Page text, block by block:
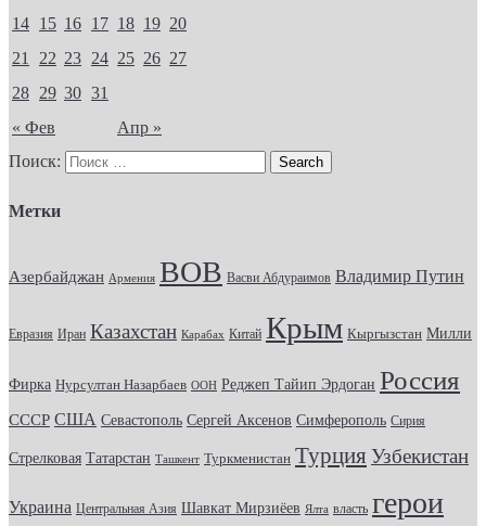
« Фев Апр »
14 15 16 17 18 19 20
21
22 23 24 25 26 27
28 29 30 31
Поиск:
Метки
Азербайджан Армения ВОВ Васви Абдураимов Владимир Путин
Евразия Иран Казахстан Карабах Китай Крым Кыргызстан Милли
Фирка Нурсултан Назарбаев ООН Реджеп Тайип Эрдоган Россия
СССР США Севастополь Сергей Аксенов Симферополь Сирия
Стрелковая Татарстан Ташкент Туркменистан Турция Узбекистан
Украина Центральная Азия Шавкат Мирзиёев Ялта власть герои